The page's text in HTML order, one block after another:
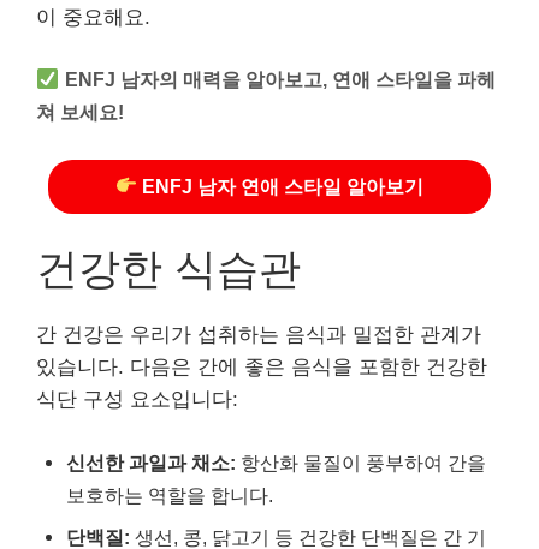
이 중요해요.
ENFJ 남자의 매력을 알아보고, 연애 스타일을 파헤
쳐 보세요!
ENFJ 남자 연애 스타일 알아보기
건강한 식습관
간 건강은 우리가 섭취하는 음식과 밀접한 관계가
있습니다. 다음은 간에 좋은 음식을 포함한 건강한
식단 구성 요소입니다:
신선한 과일과 채소: 항산화 물질이 풍부하여 간을
보호하는 역할을 합니다.
단백질: 생선, 콩, 닭고기 등 건강한 단백질은 간 기